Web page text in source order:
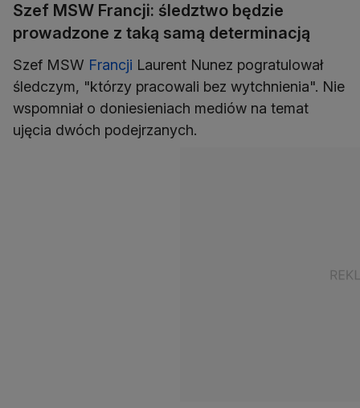
Szef MSW Francji: śledztwo będzie
prowadzone z taką samą determinacją
Szef MSW Francji Laurent Nunez pogratulował
śledczym, "którzy pracowali bez wytchnienia". Nie
wspomniał o doniesieniach mediów na temat
ujęcia dwóch podejrzanych.